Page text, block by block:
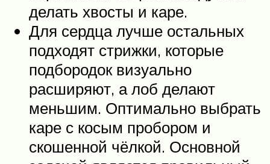
делать хвосты и каре.
Для сердца лучше остальных
подходят стрижки, которые
подбородок визуально
расширяют, а лоб делают
меньшим. Оптимально выбрать
каре с косым пробором и
скошенной чёлкой. Основной